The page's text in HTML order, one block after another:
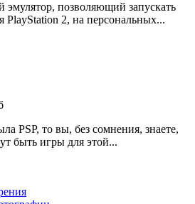
эмулятор, позволяющий запускать
PlayStation 2, на персональных...
PSP, то вы, без сомнения, знаете,
быть игры для этой...